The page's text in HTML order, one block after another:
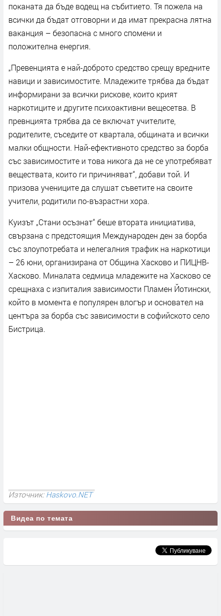
поканата да бъде водещ на събитието. Тя пожела на
всички да бъдат отговорни и да имат прекрасна лятна
ваканция – безопасна с много спомени и
положителна енергия.
„Превенцията е най-доброто средство срещу вредните
навици и зависимостите. Младежите трябва да бъдат
информирани за всички рискове, които крият
наркотиците и другите психоактивни вещесетва. В
превнцията трябва да се включат учителите,
родителите, съседите от квартала, общината и всички
малки общности. Най-ефективното средство за борба
със зависимостите и това никога да не се употребяват
веществата, които ги причиняват“, добави той. И
призова учениците да слушат съветите на своите
учители, родитили по-възрастни хора.
Куизът „Стани осъзнат“ беше втората инициатива,
свързана с предстоящия Международен ден за борба
със злоупотребата и нелегалния трафик на наркотици
– 26 юни, организирана от Община Хасково и ПИЦНВ-
Хасково. Миналата седмица младежите на Хасково се
срещнаха с изпиталия зависимости Пламен Йотински,
който в момента е популярен влогър и основател на
центъра за борба със зависимости в софийското село
Бистрица.
Източник:Haskovo.NET
Видеа по темата